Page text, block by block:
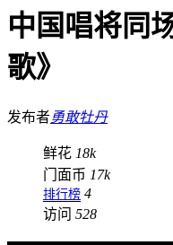
中国唱将同
歌》
发布者勇敢牡丹
鲜花 18k
门面币 17k
排行榜 4
访问 528